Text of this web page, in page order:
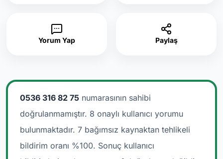
Yorum Yap Paylaş
0536 316 82 75 numarasının sahibi
doğrulanmamıştır. 8 onaylı kullanıcı yorumu
bulunmaktadır. 7 bağımsız kaynaktan tehlikeli
bildirim oranı %100. Sonuç kullanıcı